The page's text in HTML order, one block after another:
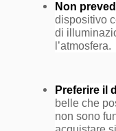
Non
dispositivo
di
l’atmosfera.
Preferire il
belle che
non sono